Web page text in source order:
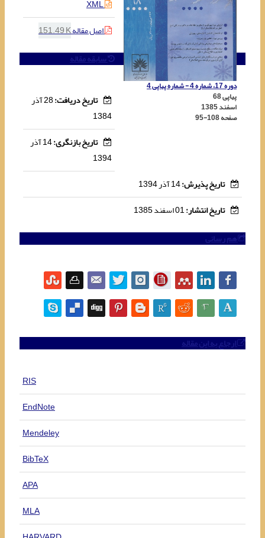
دوره 17، شماره 4 - شماره پیاپی 4
پیاپی 68
اسفند 1385
صفحه95-108
XML
اصل مقاله151.49 K
سابقه مقاله
تاریخ دریافت:
28 آذر
1384
تاریخ بازنگری:
14 آذر
1394
تاریخ پذیرش:
تاریخ انتشار:
هم رسانی
ارجاع به این مقاله
RIS
EndNote
Mendeley
BibTeX
APA
MLA